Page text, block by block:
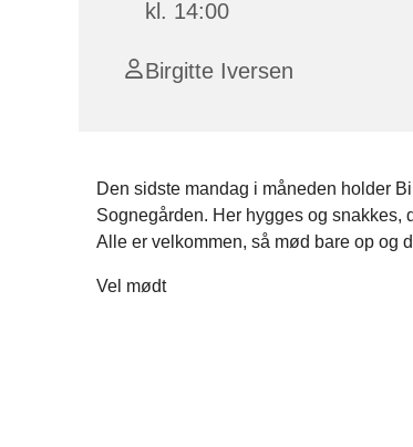
kl. 14:00
Birgitte Iversen
Den sidste mandag i måneden holder
Sognegården. Her hygges og
Alle er velkommen, så mød bare op og
Vel mødt